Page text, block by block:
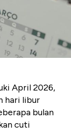
April 2026,
hari libur
bulan
cuti